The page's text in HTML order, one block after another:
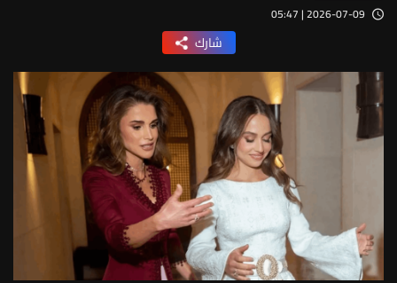
2026-07-09 | 05:47
شارك